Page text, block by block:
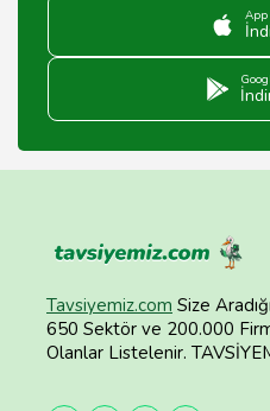
App
Tavsiyemiz.com Size
650 Sektör ve 200.000
Olanlar Listelenir.